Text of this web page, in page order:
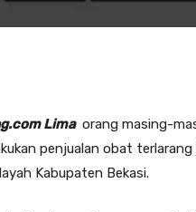
Lima orang masing-
penjualan obat
Kabupaten Bekasi.